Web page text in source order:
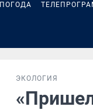
ПОГОДА
ЭКОЛОГИЯ